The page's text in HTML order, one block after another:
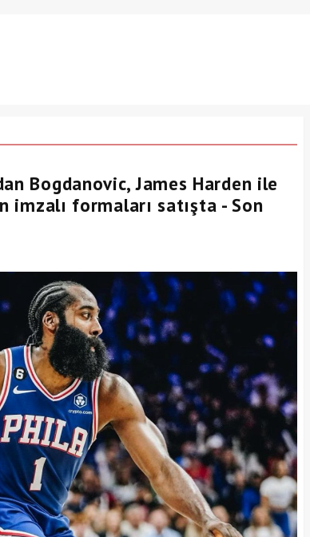
Bogdanovic, James Harden ile
imzalı formaları satışta - Son